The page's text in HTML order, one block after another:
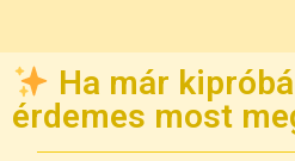
Ha már
érdemes most